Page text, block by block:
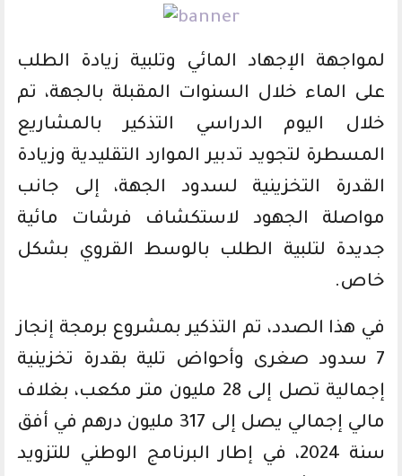
لمواجهة الإجهاد المائي وتلبية زيادة الطلب
على الماء خلال السنوات المقبلة بالجهة، تم
خلال اليوم الدراسي التذكير بالمشاريع
المسطرة لتجويد تدبير الموارد التقليدية وزيادة
القدرة التخزينية لسدود الجهة، إلى جانب
مواصلة الجهود لاستكشاف فرشات مائية
جديدة لتلبية الطلب بالوسط القروي بشكل
خاص.
في هذا الصدد، تم التذكير بمشروع برمجة إنجاز
7 سدود صغرى وأحواض تلية بقدرة تخزينية
إجمالية تصل إلى 28 مليون متر مكعب، بغلاف
مالي إجمالي يصل إلى 317 مليون درهم في أفق
سنة 2024، في إطار البرنامج الوطني للتزويد